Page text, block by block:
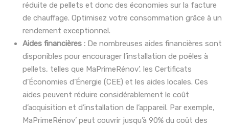
réduite de pellets et donc des économies sur la facture
de chauffage. Optimisez votre consommation grâce à un
rendement exceptionnel.
Aides financières : De nombreuses aides financières sont
disponibles pour encourager l’installation de poêles à
pellets, telles que MaPrimeRénov’, les Certificats
d’Économies d’Énergie (CEE) et les aides locales. Ces
aides peuvent réduire considérablement le coût
d’acquisition et d’installation de l’appareil. Par exemple,
MaPrimeRénov’ peut couvrir jusqu’à 90% du coût des